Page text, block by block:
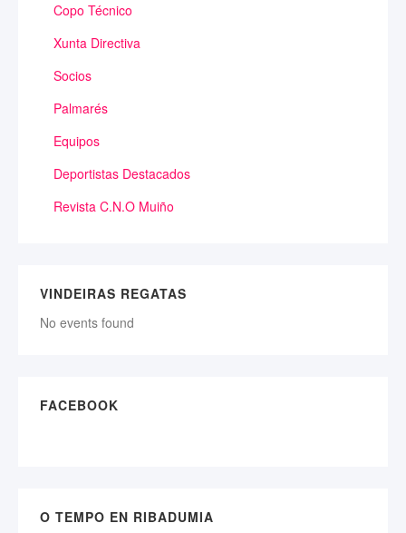
Copo Técnico
Xunta Directiva
Socios
Palmarés
Equipos
Deportistas Destacados
Revista C.N.O Muiño
VINDEIRAS REGATAS
No events found
FACEBOOK
O TEMPO EN RIBADUMIA